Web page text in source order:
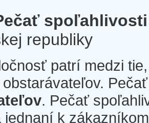
spoľahlivosti
republiky
patrí medzi
. Pečať
jednaní k